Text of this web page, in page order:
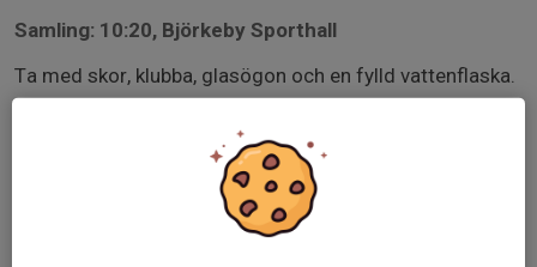
Samling: 10:20, Björkeby Sporthall
Ta med skor, klubba, glasögon och en fylld vattenflaska.